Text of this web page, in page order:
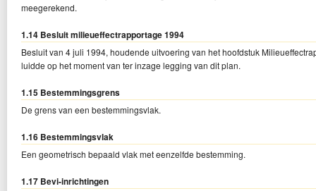
meegerekend.
1.14 Besluit milieueffectrapportage 1994
Besluit van 4 juli 1994, houdende uitvoering van het hoofdstuk
luidde op het moment van ter inzage legging van dit plan.
1.15 Bestemmingsgrens
De grens van een bestemmingsvlak.
1.16 Bestemmingsvlak
Een geometrisch bepaald vlak met eenzelfde bestemming.
1.17 Bevi-inrichtingen